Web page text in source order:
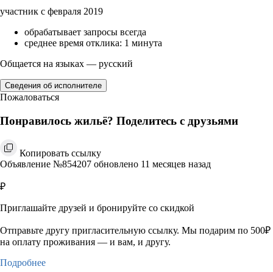
участник с февраля 2019
обрабатывает запросы всегда
среднее время отклика: 1 минута
Общается на языках — русский
Сведения об исполнителе
Пожаловаться
Понравилось жильё? Поделитесь с друзьями
Копировать ссылку
Объявление №854207 обновлено 11 месяцев назад
₽
Приглашайте друзей и бронируйте со скидкой
Отправьте другу пригласительную ссылку. Мы подарим по 500₽
на оплату проживания — и вам, и другу.
Подробнее